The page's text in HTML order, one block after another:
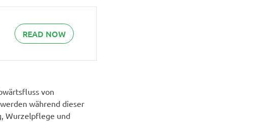
READ NOW
von
während dieser
Wurzelpflege und